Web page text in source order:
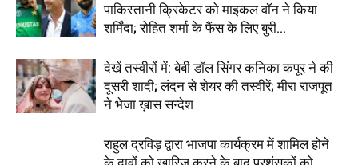
पाकिस्तानी क्रिकेटर को माइकल वॉन ने किया
शर्मिंदा; रोहित शर्मा के फैंस के लिए बुरी...
देखें तस्वीरों में: बेबी डॉल सिंगर कनिका कपूर ने की
दूसरी शादी; लंदन से शेयर की तस्वीरें; मीरा राजपूत
ने भेजा ख़ास सन्देश
राहुल द्रविड़ द्वारा भाजपा कार्यक्रम में शामिल होने